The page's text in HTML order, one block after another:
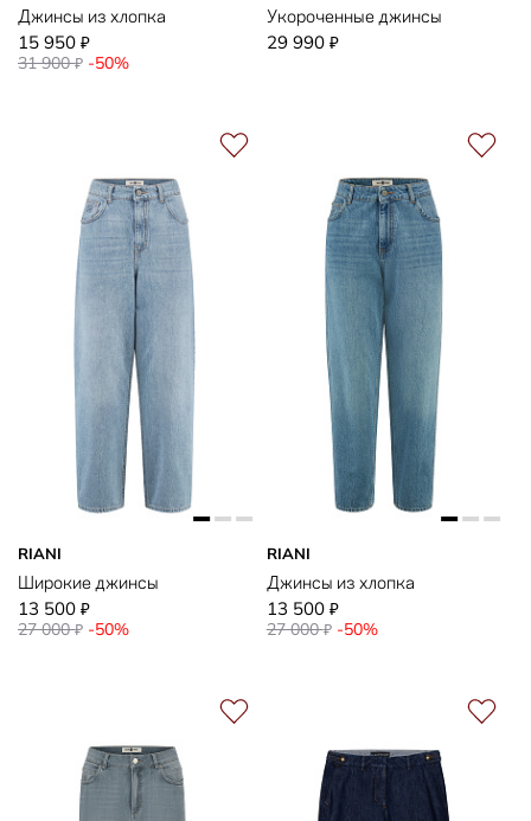
Джинсы из хлопка
15 950 ₽
31 900₽ -50%
Укороченные джинсы
29 990 ₽
RIANI
Широкие джинсы
13 500 ₽
27 000₽ -50%
RIANI
Джинсы из хлопка
13 500 ₽
27 000₽ -50%